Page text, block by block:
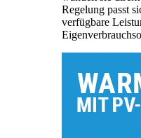
Regelung passt
verfügbare